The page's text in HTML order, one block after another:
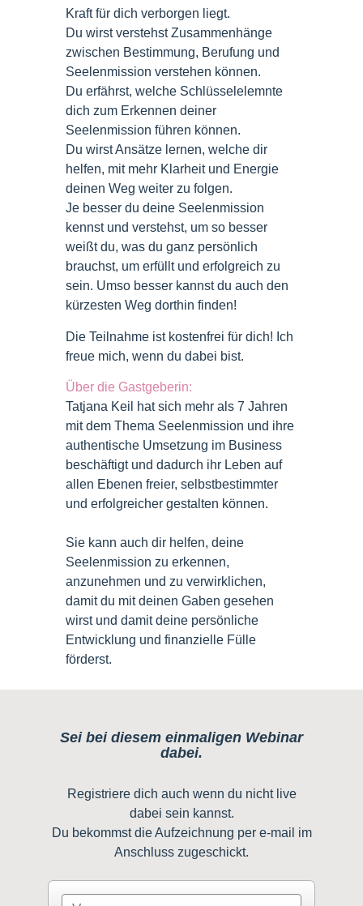
Kraft für dich verborgen liegt.
Du wirst verstehst Zusammenhänge
zwischen Bestimmung, Berufung und
Seelenmission verstehen können.
Du erfährst, welche Schlüsselelemnte
dich zum Erkennen deiner
Seelenmission führen können.
Du wirst Ansätze lernen, welche dir
helfen, mit mehr Klarheit und Energie
deinen Weg weiter zu folgen.
Je besser du deine Seelenmission
kennst und verstehst, um so besser
weißt du, was du ganz persönlich
brauchst, um erfüllt und erfolgreich zu
sein. Umso besser kannst du auch den
kürzesten Weg dorthin finden!
Die Teilnahme ist kostenfrei für dich! Ich
freue mich, wenn du dabei bist.
Über die Gastgeberin:
Tatjana Keil hat sich mehr als 7 Jahren
mit dem Thema Seelenmission und ihre
authentische Umsetzung im Business
beschäftigt und dadurch ihr Leben auf
allen Ebenen freier, selbstbestimmter
und erfolgreicher gestalten können.
Sie kann auch dir helfen, deine
Seelenmission zu erkennen,
anzunehmen und zu verwirklichen,
damit du mit deinen Gaben gesehen
wirst und damit deine persönliche
Entwicklung und finanzielle Fülle
förderst.
Sei bei diesem einmaligen Webinar
dabei.
Registriere dich auch wenn du nicht live
dabei sein kannst.
Du bekommst die Aufzeichnung per e-mail im
Anschluss zugeschickt.